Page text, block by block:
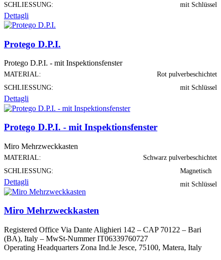
SCHLIESSUNG:
mit Schlüssel
Dettagli
Protego D.P.I.
Protego D.P.I. - mit Inspektionsfenster
MATERIAL:
Rot pulverbeschichtet
SCHLIESSUNG:
mit Schlüssel
Dettagli
Protego D.P.I. - mit Inspektionsfenster
Miro Mehrzweckkasten
MATERIAL:
Schwarz pulverbeschichtet
SCHLIESSUNG:
Magnetisch
mit Schlüssel
Dettagli
Miro Mehrzweckkasten
Registered Office Via Dante Alighieri 142 – CAP 70122 – Bari
(BA), Italy – MwSt-Nummer IT06339760727
Operating Headquarters Zona Ind.le Jesce, 75100, Matera, Italy